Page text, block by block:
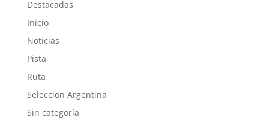
Destacadas
Inicio
Noticias
Pista
Ruta
Seleccion Argentina
Sin categoría